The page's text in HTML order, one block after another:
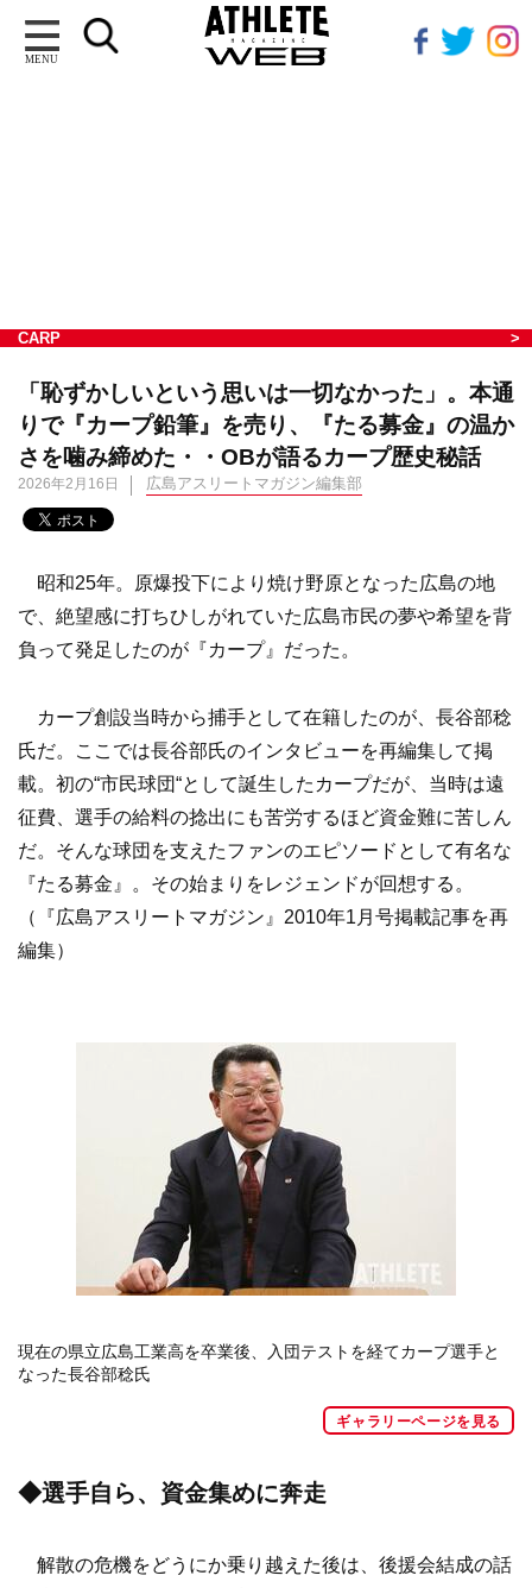
MENU
CARP
「恥ずかしいという思いは一切なかった」。本通
りで『カープ鉛筆』を売り、『たる募金』の温か
さを噛み締めた・・OBが語るカープ歴史秘話
2026年2月16日 広島アスリートマガジン編集部
昭和25年。原爆投下により焼け野原となった広島の地
で、絶望感に打ちひしがれていた広島市民の夢や希望を背
負って発足したのが『カープ』だった。
カープ創設当時から捕手として在籍したのが、長谷部稔
氏だ。ここでは長谷部氏のインタビューを再編集して掲
載。初の“市民球団“として誕生したカープだが、当時は遠
征費、選手の給料の捻出にも苦労するほど資金難に苦しん
だ。そんな球団を支えたファンのエピソードとして有名な
『たる募金』。その始まりをレジェンドが回想する。
（『広島アスリートマガジン』2010年1月号掲載記事を再
編集）
現在の県立広島工業高を卒業後、入団テストを経てカープ選手と
なった長谷部稔氏
ギャラリーページを見る
◆選手自ら、資金集めに奔走
解散の危機をどうにか乗り越えた後は、後援会結成の話